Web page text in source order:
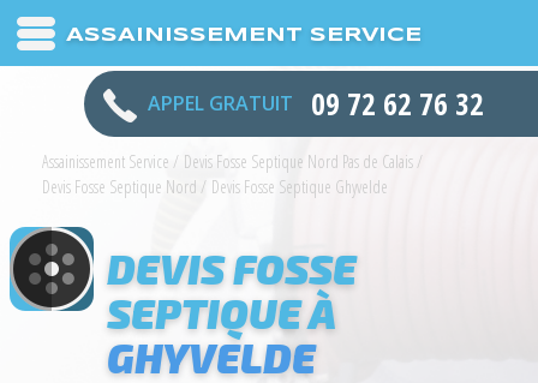
ASSAINISSEMENT SERVICE
APPEL GRATUIT 09 72 62 76 32
Assainissement Service / Devis Fosse Septique Nord Pas de Calais/
Devis Fosse Septique Nord / Devis Fosse Septique Ghyvelde
DEVIS FOSSE
SEPTIQUE À
GHYVELDE